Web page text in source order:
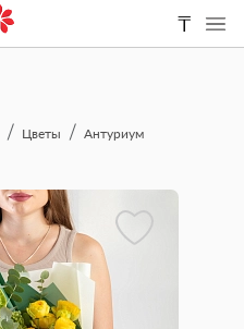
₸
Цветы
Антуриум